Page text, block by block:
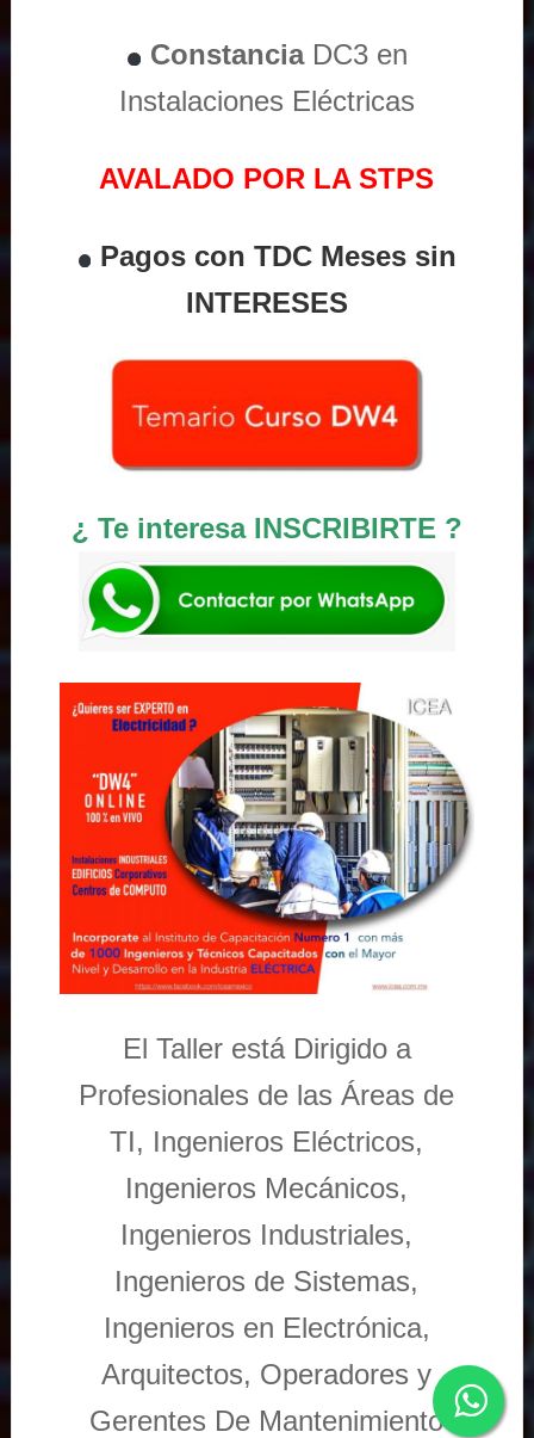
ConstanciaDC3 en
Instalaciones Eléctricas
AVALADO POR LA STPS
Pagos con TDC Meses sin
INTERESES
¿ Te interesa INSCRIBIRTE ?
El Taller está Dirigido a
Profesionales de las Áreas de
TI, Ingenieros Eléctricos,
Ingenieros Mecánicos,
Ingenieros Industriales,
Ingenieros de Sistemas,
Ingenieros en Electrónica,
Arquitectos, Operadores y
Gerentes De Mantenimiento